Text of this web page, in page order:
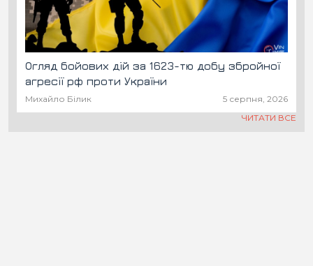
Огляд бойових дій за 1623-тю добу збройної
агресії рф проти України
Михайло Білик
5 серпня, 2026
ЧИТАТИ ВСЕ